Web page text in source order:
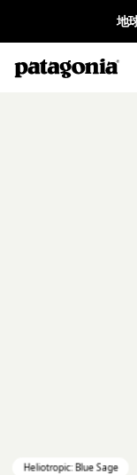
地